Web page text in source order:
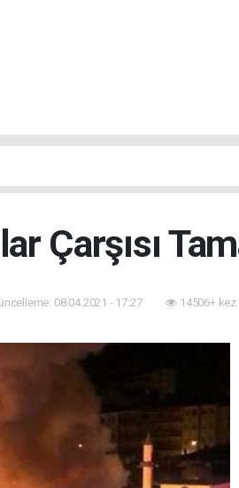
Çarşısı
08.04.2021 - 17:27 14506+ kez